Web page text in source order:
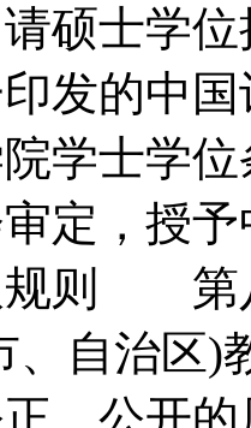
硕士学
发的中
学士学
审定，
规则 第
、自治区)
、公开